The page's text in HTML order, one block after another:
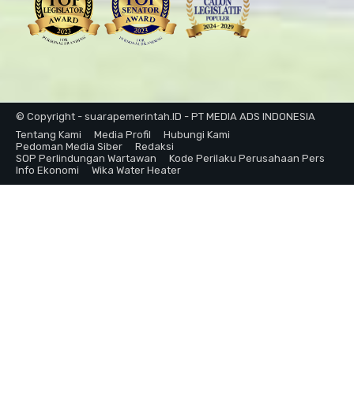
© Copyright - suarapemerintah.ID - PT MEDIA ADS INDONESIA
Tentang Kami
Media Profil
Hubungi Kami
Pedoman Media Siber
Redaksi
SOP Perlindungan Wartawan
Kode Perilaku Perusahaan Pers
Info Ekonomi
Wika Water Heater